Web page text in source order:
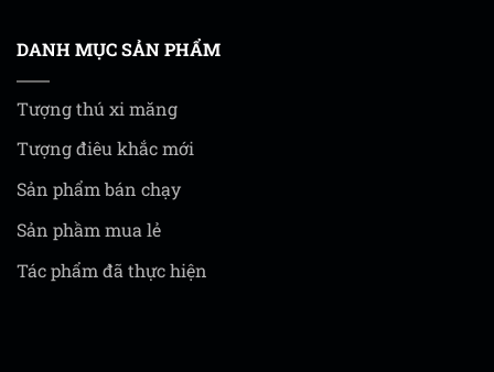
DANH MỤC SẢN PHẨM
Tượng thú xi măng
Tượng điêu khắc mới
Sản phẩm bán chạy
Sản phầm mua lẻ
Tác phẩm đã thực hiện